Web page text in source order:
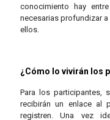
conocimiento hay
necesarias profundizar
ellos.
¿Cómo lo vivirán los
Para los participantes,
recibirán un enlace al
registren. Una vez